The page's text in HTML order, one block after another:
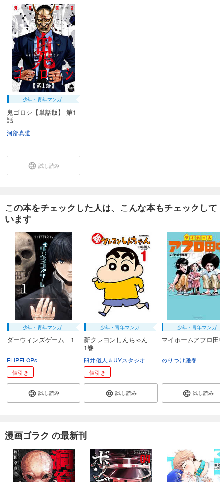
少年・青年マンガ
鬼ゴロシ【単話版】 第1
話
河部真道
試し読み
この本をチェックした人は、こんな本もチェックして
います
少年・青年マンガ
ダーウィンズゲーム 1
FLIPFLOPs
値引き
試し読み
少年・青年マンガ
新クレヨンしんちゃん
1巻
臼井儀人＆UYスタジオ
値引き
試し読み
少年・青年マンガ
マイホームアフロ
のりつけ雅春
試し読み
漫画ゴラク の最新刊